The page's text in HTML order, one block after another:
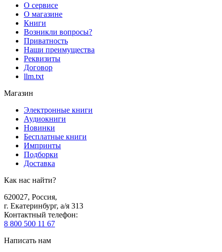
О сервисе
О магазине
Книги
Возникли вопросы?
Приватность
Наши преимущества
Реквизиты
Договор
llm.txt
Магазин
Электронные книги
Аудиокниги
Новинки
Бесплатные книги
Импринты
Подборки
Доставка
Как нас найти?
620027, Россия,
г. Екатеринбург, а/я 313
Контактный телефон:
8 800 500 11 67
Написать нам